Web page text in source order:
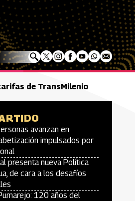
de TransMilenio
avanzan en
impulsados por
presenta nueva Política
de cara a los desafíos
120 años del